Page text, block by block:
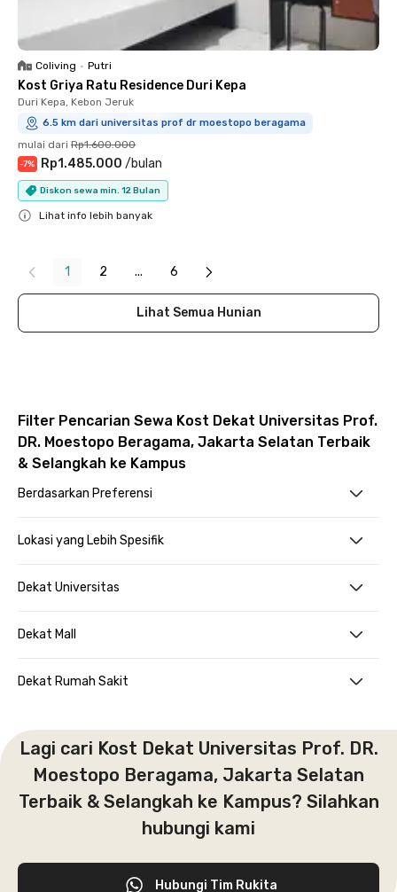
Coliving • Putri
Kost Griya Ratu Residence Duri Kepa
Duri Kepa, Kebon Jeruk
6.5 km dari universitas prof dr moestopo beragama
mulai dari Rp1.600.000
-7% Rp1.485.000 /bulan
Diskon sewa min. 12 Bulan
Lihat info lebih banyak
1 2 ... 6
Lihat Semua Hunian
Filter Pencarian Sewa Kost Dekat Universitas Prof.
DR. Moestopo Beragama, Jakarta Selatan Terbaik
& Selangkah ke Kampus
Berdasarkan Preferensi
Lokasi yang Lebih Spesifik
Dekat Universitas
Dekat Mall
Dekat Rumah Sakit
Lagi cari Kost Dekat Universitas Prof. DR.
Moestopo Beragama, Jakarta Selatan
Terbaik & Selangkah ke Kampus? Silahkan
hubungi kami
Hubungi Tim Rukita